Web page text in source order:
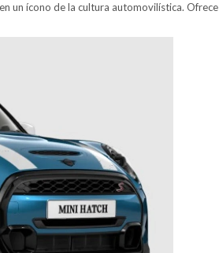
un ícono de la cultura automovilística. Ofrece